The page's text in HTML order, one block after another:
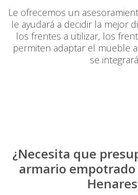
Le ofrecemos un
le ayudará a decidir la mejor
los frentes a utilizar, los
permiten adaptar el mueble
se
¿Necesita que
armario empotrado